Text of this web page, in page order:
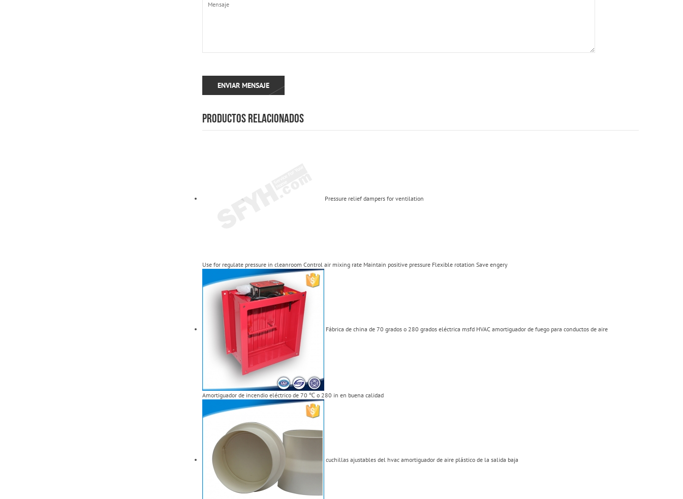
PRODUCTOS RELACIONADOS
Pressure relief dampers for ventilation
Use for regulate pressure in cleanroom Control air mixing rate Maintain positive pressure Flexible rotation Save engery
Fábrica de china de 70 grados o 280 grados eléctrica msfd HVAC amortiguador de fuego para conductos de aire
Amortiguador de incendio eléctrico de 70 ℃ o 280 in en buena calidad
cuchillas ajustables del hvac amortiguador de aire plástico de la salida baja